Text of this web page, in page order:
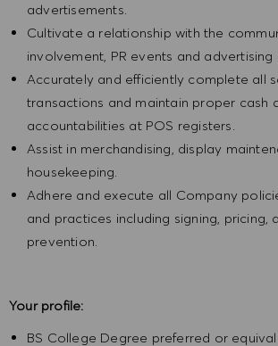
advertisements.
Cultivate a relationship with the
involvement, PR events and
Accurately and efficiently complete all
transactions and maintain proper cash
accountabilities at POS registers.
Assist in merchandising, display
housekeeping.
Adhere and execute all Company
and practices including signing, pricing,
prevention.
Your profile:
BS College Degree preferred or